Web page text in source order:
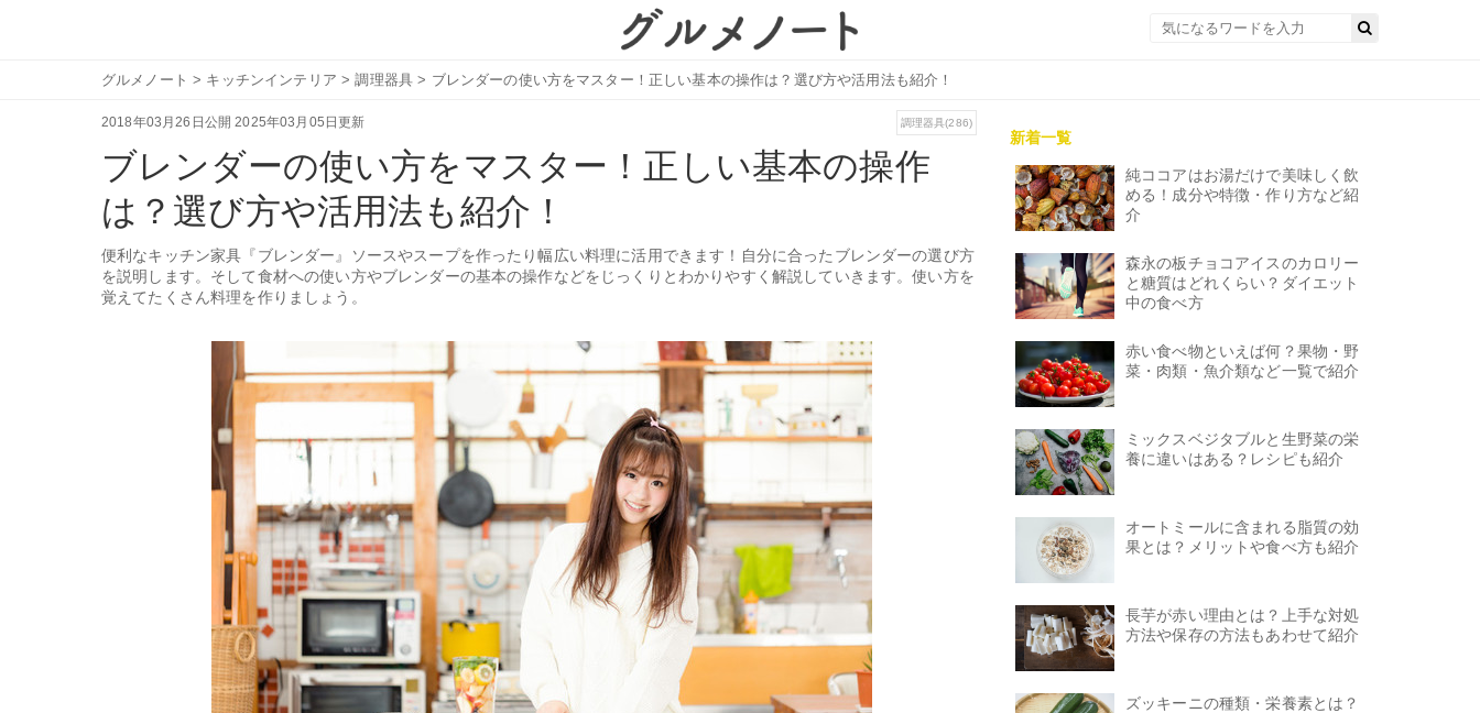
グルメノート > キッチンインテリア >調理器具 > ブレンダーの使い方をマスター！正しい基本の操作は？選び方や活用法も紹介！
2018年03月26日公開 2025年03月05日更新 調理器具(286)
ブレンダーの使い方をマスター！正しい基本の操作
は？選び方や活用法も紹介！
便利なキッチン家具『ブレンダー』ソースやスープを作ったり幅広い料理に活用できます！自分に合ったブレンダーの選び方
を説明します。そして食材への使い方やブレンダーの基本の操作などをじっくりとわかりやすく解説していきます。使い方を
覚えてたくさん料理を作りましょう。
新着一覧
純ココアはお湯だけで美味しく飲
める！成分や特徴・作り方など紹
介
森永の板チョコアイスのカロリー
と糖質はどれくらい？ダイエット
中の食べ方
赤い食べ物といえば何？果物・野
菜・肉類・魚介類など一覧で紹介
ミックスベジタブルと生野菜の栄
養に違いはある？レシピも紹介
オートミールに含まれる脂質の効
果とは？メリットや食べ方も紹介
長芋が赤い理由とは？上手な対処
方法や保存の方法もあわせて紹介
ズッキーニの種類・栄養素とは？